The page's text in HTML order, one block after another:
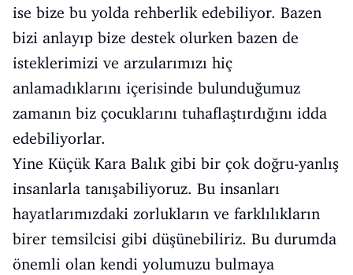
ise bize bu yolda rehberlik edebiliyor. Bazen
bizi anlayıp bize destek olurken bazen de
isteklerimizi ve arzularımızı hiç
anlamadıklarını içerisinde bulunduğumuz
zamanın biz çocuklarını tuhaflaştırdığını idda
edebiliyorlar.
Yine Küçük Kara Balık gibi bir çok doğru-yanlış
insanlarla tanışabiliyoruz. Bu insanları
hayatlarımızdaki zorlukların ve farklılıkların
birer temsilcisi gibi düşünebiliriz. Bu durumda
önemli olan kendi yolumuzu bulmaya